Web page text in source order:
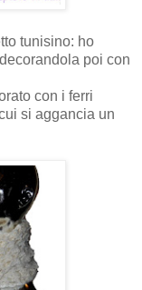
tunisino: ho
poi con
con i ferri
si aggancia un